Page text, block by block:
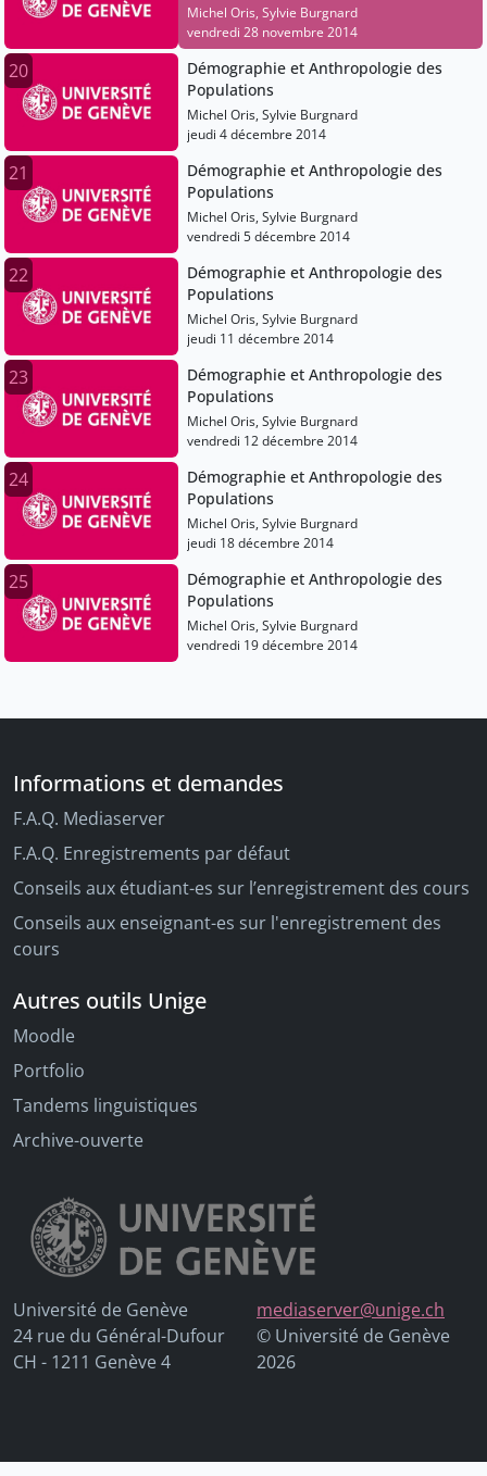
Michel Oris, Sylvie Burgnard
vendredi 28 novembre 2014
20
Démographie et Anthropologie des
Populations
Michel Oris, Sylvie Burgnard
jeudi 4 décembre 2014
21
Démographie et Anthropologie des
Populations
Michel Oris, Sylvie Burgnard
vendredi 5 décembre 2014
22
Démographie et Anthropologie des
Populations
Michel Oris, Sylvie Burgnard
jeudi 11 décembre 2014
23
Démographie et Anthropologie des
Populations
Michel Oris, Sylvie Burgnard
vendredi 12 décembre 2014
24
Démographie et Anthropologie des
Populations
Michel Oris, Sylvie Burgnard
jeudi 18 décembre 2014
25
Démographie et Anthropologie des
Populations
Michel Oris, Sylvie Burgnard
vendredi 19 décembre 2014
Informations et demandes
F.A.Q. Mediaserver
F.A.Q. Enregistrements par défaut
Conseils aux étudiant-es sur l’enregistrement des cours
Conseils aux enseignant-es sur l'enregistrement des
cours
Autres outils Unige
Moodle
Portfolio
Tandems linguistiques
Archive-ouverte
Université de Genève
24 rue du Général-Dufour
CH - 1211 Genève 4
mediaserver@unige.ch
© Université de Genève
2026